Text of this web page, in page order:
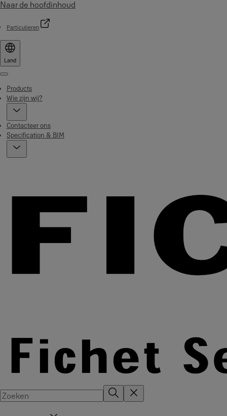
Naar de hoofdinhoud
Particulieren
Land
Menu
Products
Wie zijn wij?
Contacteer ons
Specification & BIM